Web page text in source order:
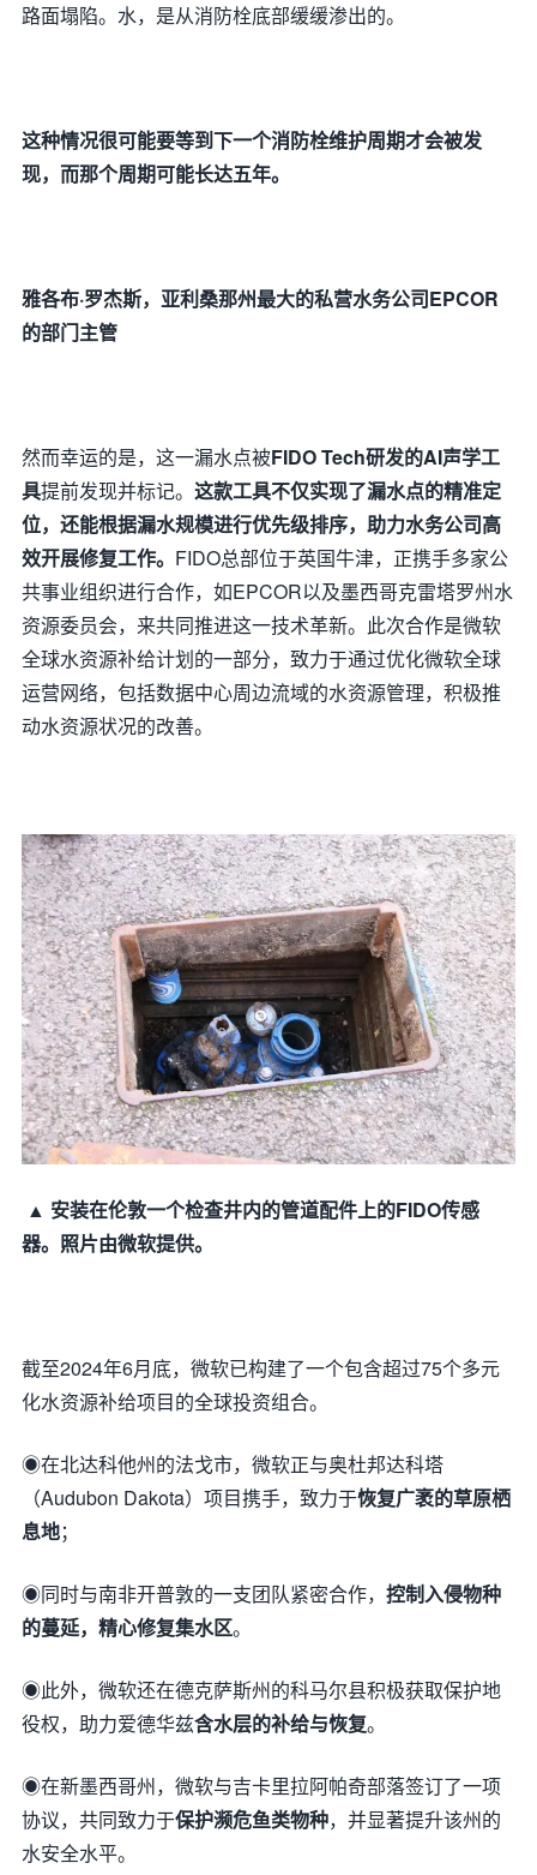
路面塌陷。水，是从消防栓底部缓缓渗出的。
这种情况很可能要等到下一个消防栓维护周期才会被发
现，而那个周期可能长达五年。
雅各布·罗杰斯， 亚利桑那州最大的私营水务公司EPCOR
的部门主管
然而幸运的是，这一漏水点被FIDO Tech研发的AI声学工
具提前发现并标记。 这款工具不仅实现了漏水点的精准定
位，还能根据漏水规模进行优先级排序，助力水务公司高
效开展修复工作。 FIDO总部位于英国牛津，正携手多家公
共事业组织进行合作，如EPCOR以及墨西哥克雷塔罗州水
资源委员会，来共同推进这一技术革新。此次合作是微软
全球水资源补给计划的一部分，致力于通过优化微软全球
运营网络，包括数据中心周边流域的水资源管理，积极推
动水资源状况的改善。
▲ 安装在伦敦一个检查井内的管道配件上的FIDO传感
器。照片由微软提供。
截至2024年6月底，微软已构建了一个包含超过75个多元
化水资源补给项目的全球投资组合。
◉在北达科他州的法戈市，微软正与奥杜邦达科塔
（Audubon Dakota）项目携手，致力于恢复广袤的草原栖
息地；
◉同时与南非开普敦的一支团队紧密合作， 控制入侵物种
的蔓延，精心修复集水区。
◉此外，微软还在德克萨斯州的科马尔县积极获取保护地
役权，助力爱德华兹含水层的补给与恢复。
◉在新墨西哥州，微软与吉卡里拉阿帕奇部落签订了一项
协议，共同致力于保护濒危鱼类物种，并显著提升该州的
水安全水平。